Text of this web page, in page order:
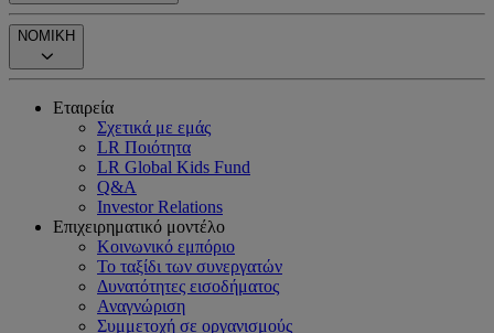
ΝΟΜΙΚΗ
Εταιρεία
Σχετικά με εμάς
LR Ποιότητα
LR Global Kids Fund
Q&A
Investor Relations
Επιχειρηματικό μοντέλο
Κοινωνικό εμπόριο
Το ταξίδι των συνεργατών
Δυνατότητες εισοδήματος
Αναγνώριση
Συμμετοχή σε οργανισμούς